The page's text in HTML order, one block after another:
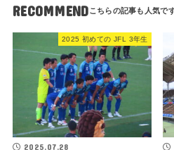
RECOMMEND
2025 初めての JFL 3年生
2025.07.28